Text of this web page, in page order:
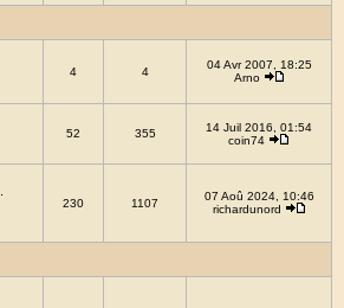
4 4
04 Avr 2007, 18:25
Arno
52 355
14 Juil 2016, 01:54
coin74
230 1107
07 Aoû 2024, 10:46
richardunord